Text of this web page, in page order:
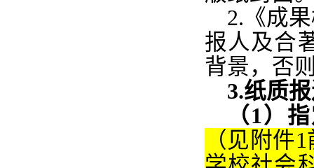
2. 《成
报人及合
背景，否
3.纸质
（1）
（见附件